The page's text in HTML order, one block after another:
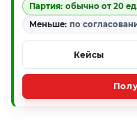
Партия: обычно от 20
Меньше: по
Кейсы